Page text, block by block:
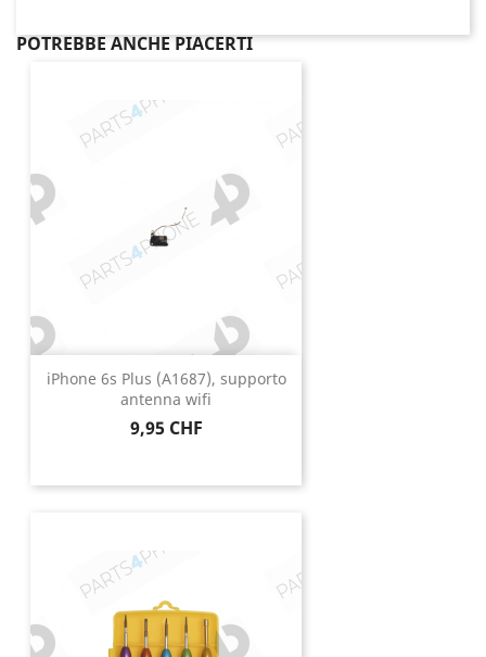
POTREBBE ANCHE PIACERTI
iPhone 6s Plus (A1687), supporto
antenna wifi
Prezzo
9,95 CHF